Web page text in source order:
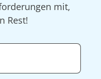
mit,
Rest!